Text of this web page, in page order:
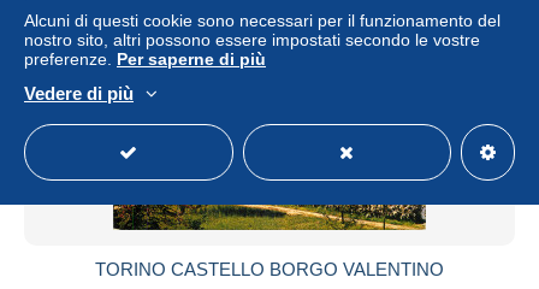
TORINO CASTELLO BORGO VALENTINO
Alcuni di questi cookie sono necessari per il funzionamento del
nostro sito, altri possono essere impostati secondo le vostre
preferenze. Per saperne di più
Vedere di più